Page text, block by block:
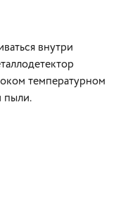
внутри
температурном
пыли.